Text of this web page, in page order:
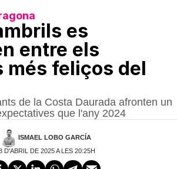
es
entre els
més feliços del
de la Costa Daurada afronten un
que l'any 2024
ISMAEL LOBO GARCÍA
D'ABRIL DE 2025 A LES 20:25H